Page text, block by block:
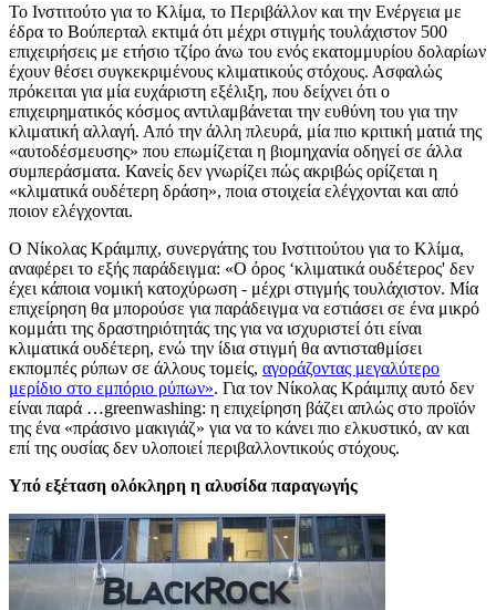
Το Ινστιτούτο για το Κλίμα, το Περιβάλλον και την Ενέργεια με
έδρα το Βούπερταλ εκτιμά ότι μέχρι στιγμής τουλάχιστον 500
επιχειρήσεις με ετήσιο τζίρο άνω του ενός εκατομμυρίου δολαρίων
έχουν θέσει συγκεκριμένους κλιματικούς στόχους. Ασφαλώς
πρόκειται για μία ευχάριστη εξέλιξη, που δείχνει ότι ο
επιχειρηματικός κόσμος αντιλαμβάνεται την ευθύνη του για την
κλιματική αλλαγή. Από την άλλη πλευρά, μία πιο κριτική ματιά της
«αυτοδέσμευσης» που επωμίζεται η βιομηχανία οδηγεί σε άλλα
συμπεράσματα. Κανείς δεν γνωρίζει πώς ακριβώς ορίζεται η
«κλιματικά ουδέτερη δράση», ποια στοιχεία ελέγχονται και από
ποιον ελέγχονται.
Ο Νίκολας Κράιμπιχ, συνεργάτης του Ινστιτούτου για το Κλίμα,
αναφέρει το εξής παράδειγμα: «Ο όρος ‘κλιματικά ουδέτερος' δεν
έχει κάποια νομική κατοχύρωση - μέχρι στιγμής τουλάχιστον. Μία
επιχείρηση θα μπορούσε για παράδειγμα να εστιάσει σε ένα μικρό
κομμάτι της δραστηριότητάς της για να ισχυριστεί ότι είναι
κλιματικά ουδέτερη, ενώ την ίδια στιγμή θα αντισταθμίσει
εκπομπές ρύπων σε άλλους τομείς, αγοράζοντας μεγαλύτερο
μερίδιο στο εμπόριο ρύπων». Για τον Νίκολας Κράιμπιχ αυτό δεν
είναι παρά …greenwashing: η επιχείρηση βάζει απλώς στο προϊόν
της ένα «πράσινο μακιγιάζ» για να το κάνει πιο ελκυστικό, αν και
επί της ουσίας δεν υλοποιεί περιβαλλοντικούς στόχους.
Υπό εξέταση ολόκληρη η αλυσίδα παραγωγής